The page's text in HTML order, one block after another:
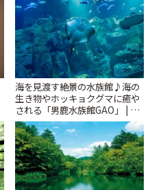
海を見渡す絶景の水族館♪海の
生き物やホッキョクグマに癒や
される「男鹿水族館GAO」 | こ
とりっぷ